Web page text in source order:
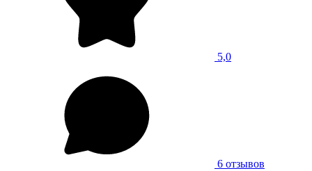
5,0
6 отзывов